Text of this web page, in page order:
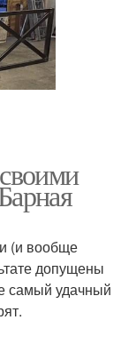
(и вообще
допущены
самый удачный